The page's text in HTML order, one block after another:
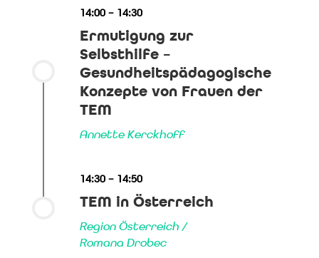
14:00 – 14:30
Ermutigung zur
Selbsthilfe –
Gesundheitspädagogische
Konzepte von Frauen der
TEM
Annette Kerckhoff
14:30 – 14:50
TEM in Österreich
Region Österreich /
Romana Drobec